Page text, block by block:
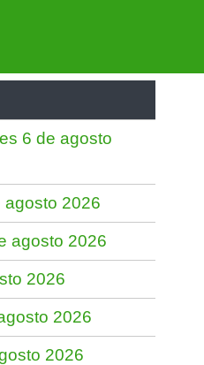
6 de agosto
agosto 2026
agosto 2026
2026
2026
2026